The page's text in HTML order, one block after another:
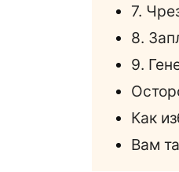
7.
8.
9.
Как
Вам